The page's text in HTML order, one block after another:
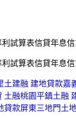
試算表信貸年息
試算表信貸年息
建融 建地貸款嘉
融桃園平鎮土融
貸款屏東三地門土